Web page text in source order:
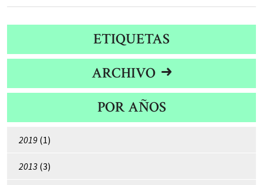
ETIQUETAS
ARCHIVO
POR AÑOS
2019 (1)
2013 (3)